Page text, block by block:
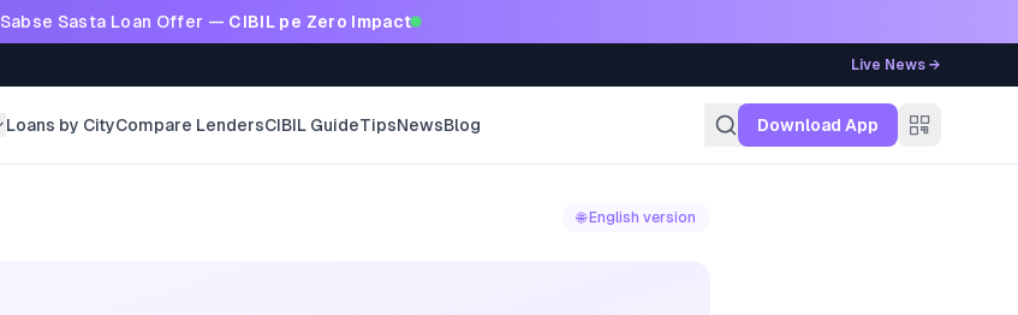
Sabse Sasta Loan Offer — CIBIL pe Zero Impact
Live News →
Loans by CityCompare LendersCIBIL GuideTipsNewsBlog Download App
🌐 English version